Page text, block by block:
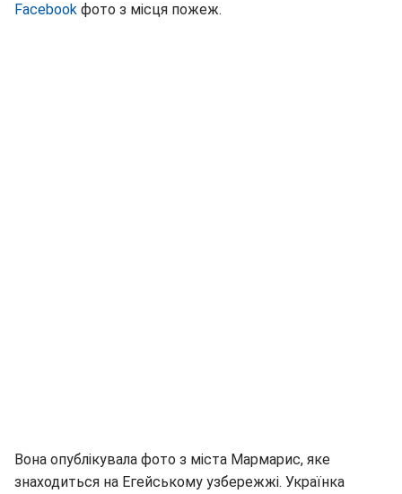
Facebook фото з місця пожеж.
Вона опублікувала фото з міста Мармарис, яке
знаходиться на Егейському узбережжі. Українка